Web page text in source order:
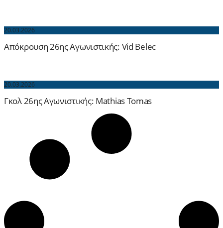
20.03.2026
Απόκρουση 26ης Αγωνιστικής: Vid Belec
20.03.2026
Γκολ 26ης Αγωνιστικής: Mathias Tomas